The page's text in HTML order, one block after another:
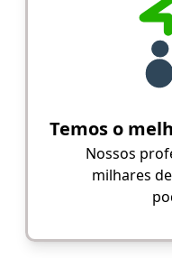
Temos o
Nossos
milhares